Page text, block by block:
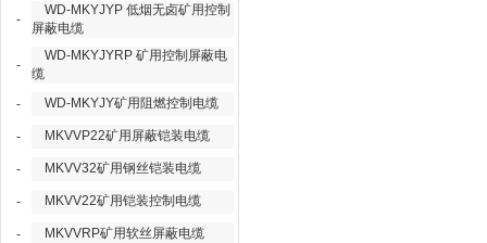
-
WD-MKYJYP 低烟无卤矿用控制
屏蔽电缆
-
WD-MKYJYRP 矿用控制屏蔽电
缆
-
WD-MKYJY矿用阻燃控制电缆
- MKVVP22矿用屏蔽铠装电缆
- MKVV32矿用钢丝铠装电缆
- MKVV22矿用铠装控制电缆
- MKVVRP矿用软丝屏蔽电缆